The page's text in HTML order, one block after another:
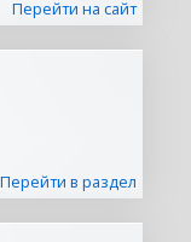
Перейти на сайт
Перейти в раздел